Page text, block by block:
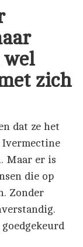
zich
dat ze het
Ivermectine
Maar er is
die op
Zonder